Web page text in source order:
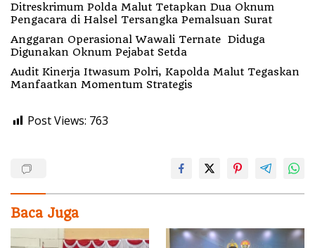
Ditreskrimum Polda Malut Tetapkan Dua Oknum
Pengacara di Halsel Tersangka Pemalsuan Surat
Anggaran Operasional Wawali Ternate Diduga
Digunakan Oknum Pejabat Setda
Audit Kinerja Itwasum Polri, Kapolda Malut Tegaskan
Manfaatkan Momentum Strategis
Post Views: 763
Baca Juga